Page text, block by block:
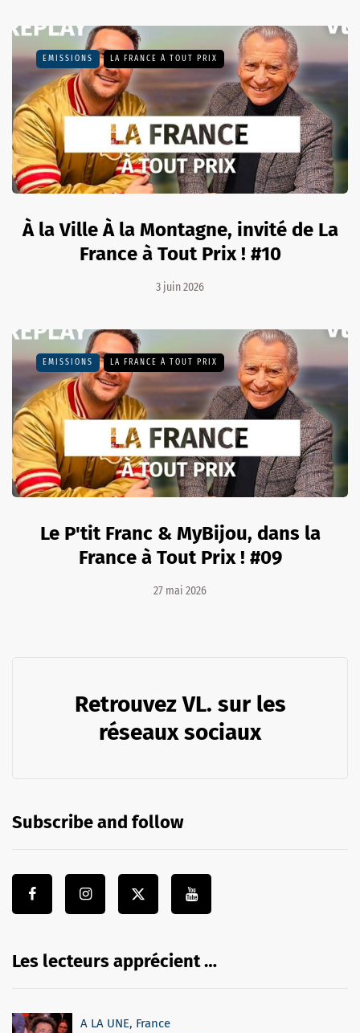
EMISSIONS LA FRANCE À TOUT PRIX
À la Ville À la Montagne, invité de La
France à Tout Prix ! #10
3 juin 2026
EMISSIONS LA FRANCE À TOUT PRIX
Le P'tit Franc & MyBijou, dans la
France à Tout Prix ! #09
27 mai 2026
Retrouvez VL. sur les
réseaux sociaux
Subscribe and follow
Les lecteurs apprécient …
A LA UNE, France